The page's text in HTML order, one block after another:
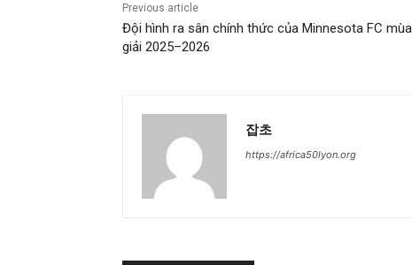
Previous article
Đội hình ra sân chính thức của Minnesota FC mùa
giải 2025–2026
잡초
https://africa50lyon.org